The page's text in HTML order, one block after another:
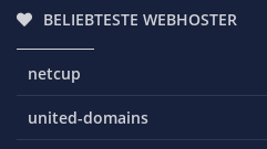
BELIEBTESTE WEBHOSTER
netcup
united-domains